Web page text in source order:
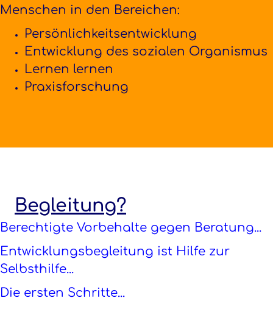
Menschen in den Bereichen:
Persönlichkeitsentwicklung
Entwicklung des sozialen Organismus
Lernen lernen
Praxisforschung
Begleitung?
Berechtigte Vorbehalte gegen Beratung...
Entwicklungsbegleitung ist Hilfe zur
Selbsthilfe...
Die ersten Schritte...